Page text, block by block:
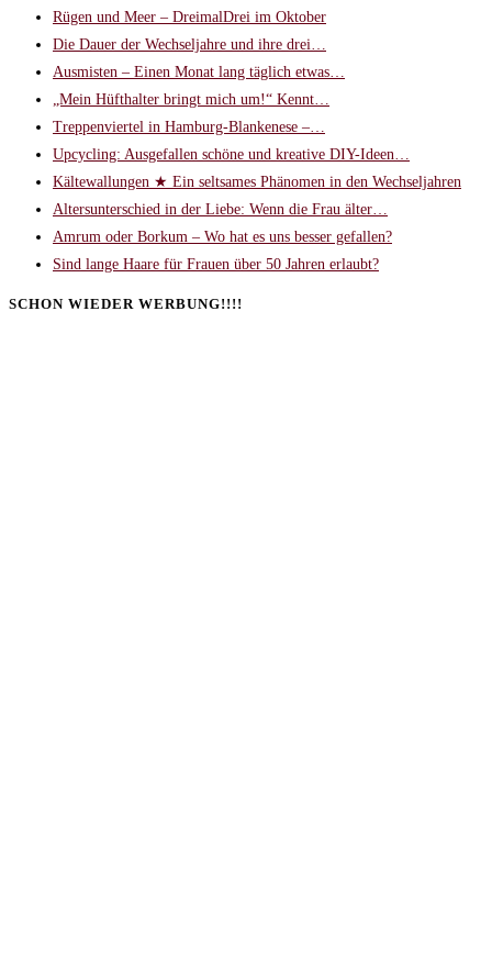
Rügen und Meer – DreimalDrei im Oktober
Die Dauer der Wechseljahre und ihre drei…
Ausmisten – Einen Monat lang täglich etwas…
„Mein Hüfthalter bringt mich um!“ Kennt…
Treppenviertel in Hamburg-Blankenese –…
Upcycling: Ausgefallen schöne und kreative DIY-Ideen…
Kältewallungen ★ Ein seltsames Phänomen in den Wechseljahren
Altersunterschied in der Liebe: Wenn die Frau älter…
Amrum oder Borkum – Wo hat es uns besser gefallen?
Sind lange Haare für Frauen über 50 Jahren erlaubt?
SCHON WIEDER WERBUNG!!!!